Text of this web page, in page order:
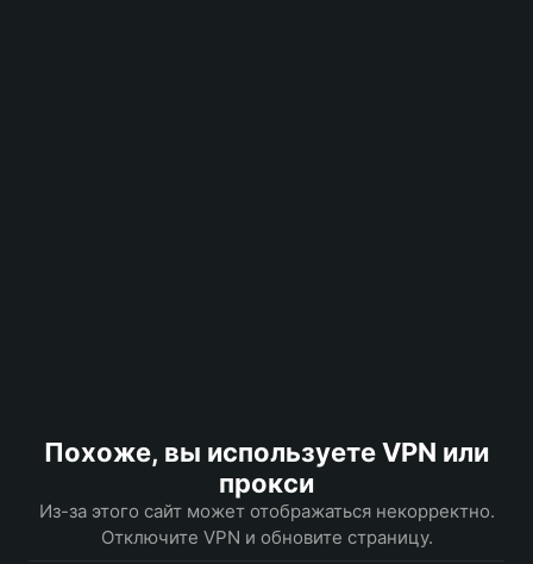
Похоже, вы используете VPN или
прокси
Из-за этого сайт может отображаться некорректно.
Отключите VPN и обновите страницу.